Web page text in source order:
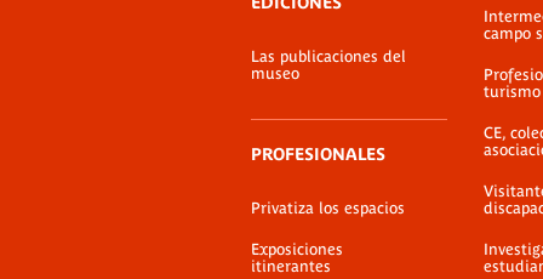
Las publicaciones del
museo
PROFESIONALES
Privatiza los espacios
Exposiciones
itinerantes
campo
turismo
CE,